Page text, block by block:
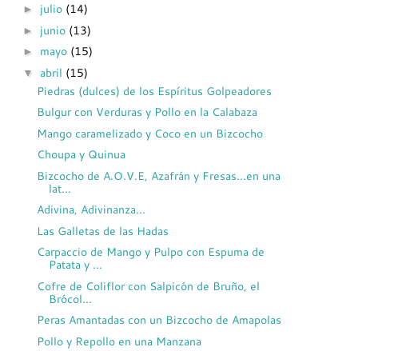
► julio (14)
► junio (13)
► mayo (15)
▼ abril (15)
Piedras (dulces) de los Espíritus Golpeadores
Bulgur con Verduras y Pollo en la Calabaza
Mango caramelizado y Coco en un Bizcocho
Choupa y Quinua
Bizcocho de A.O.V.E, Azafrán y Fresas...en una
lat...
Adivina, Adivinanza...
Las Galletas de las Hadas
Carpaccio de Mango y Pulpo con Espuma de
Patata y ...
Cofre de Coliflor con Salpicón de Bruño, el
Brócol...
Peras Amantadas con un Bizcocho de Amapolas
Pollo y Repollo en una Manzana